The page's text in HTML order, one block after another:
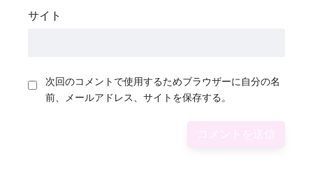
サイト
次回のコメントで使用するためブラウザーに自分の名
前、メールアドレス、サイトを保存する。